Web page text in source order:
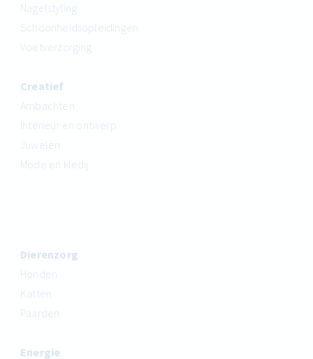
Nagelstyling
Schoonheidsopleidingen
Voetverzorging
Creatief
Ambachten
Interieur en ontwerp
Juwelen
Mode en kledij
Dierenzorg
Honden
Katten
Paarden
Energie